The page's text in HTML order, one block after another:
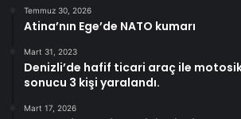
Temmuz 30, 2026
Atina’nın Ege’de NATO kumarı
Mart 31, 2023
Denizli’de hafif ticari araç ile
sonucu 3 kişi yaralandı.
Mart 17, 2026